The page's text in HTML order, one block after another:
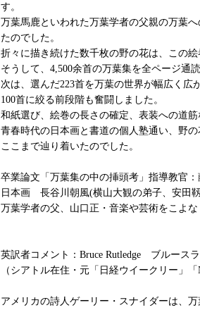
す。
万葉馬鹿といわれた万葉学者の父親の万葉
たのでした。
折々に描き続けた数千枚の野の花は、この
そうして、4,500余首の万葉集を全ページ通
次は、選んだ223首を万葉の世界が幅広く広
100首に絞る前段階も奮闘しました。
和紙選び、絵巻の長さの確定、表装への道
青春時代の日本画と書道の個人塾通い、野
ここまで辿り着いたのでした。
卒業論文「万葉集の中の挿頭考」指導教官
日本画 長谷川朝風(横山大観の弟子、安田
万葉学者の父、山口正・音楽や芸術をこよ
英訳者コメント：Bruce Rutledge ブルース
（シアトル在住・元「日経ウイークリー」
アメリカの詩人ゲーリー・スナイダーは、